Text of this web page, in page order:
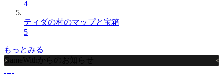
4
ティダの村のマップと宝箱
5
もっとみる
GameWithからのお知らせ